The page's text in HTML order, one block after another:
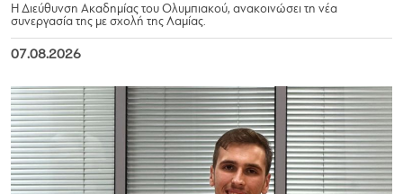
Η Διεύθυνση Ακαδημίας του Ολυμπιακού, ανακοινώσει τη νέα
συνεργασία της με σχολή της Λαμίας.
07.08.2026